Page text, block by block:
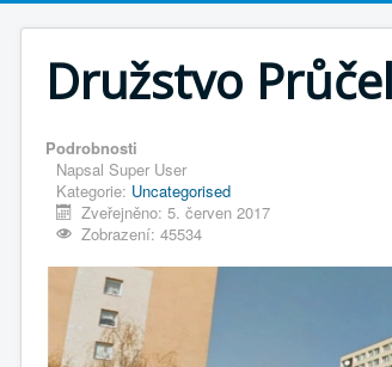
Družstvo
Podrobnosti
Napsal Super User
Kategorie: Uncategorised
Zveřejněno: 5. červen 2017
Zobrazení: 45534